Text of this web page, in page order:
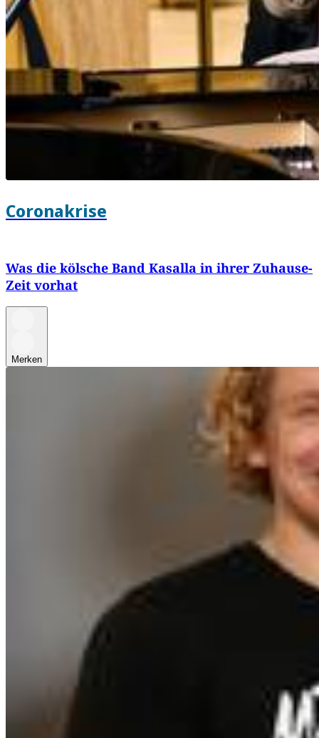
Coronakrise
Was die kölsche Band Kasalla in ihrer Zuhause-
Zeit vorhat
Merken